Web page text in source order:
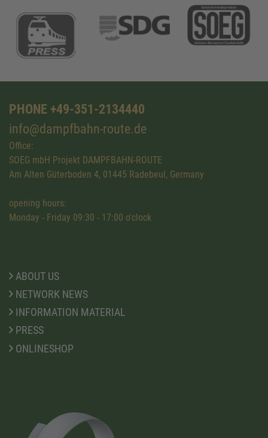
PHONE +49-351-2134440
info@dampfbahn-route.de
Office:
SOEG mbH Projekt DAMPFBAHN-ROUTE
Am Alten Güterboden 4, 01445 Radebeul, Germany
opening hours:
Monday - Friday 09:30 - 17:00 o'clock
ABOUT US
NETWORK NEWS
INFORMATION MATERIAL
PRESS
ONLINESHOP